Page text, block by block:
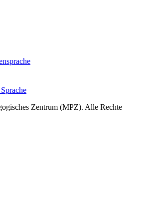
Zentrum (MPZ). Alle Rechte